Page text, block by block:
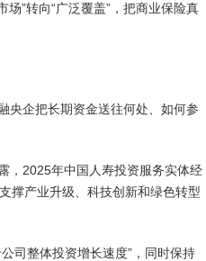
”转向“广泛覆盖”，把商业保险真
央企把长期资金送往何处、如何参
，2025年中国人寿投资服务实体经
撑产业升级、科技创新和绿色转型
司整体投资增长速度”，同时保持